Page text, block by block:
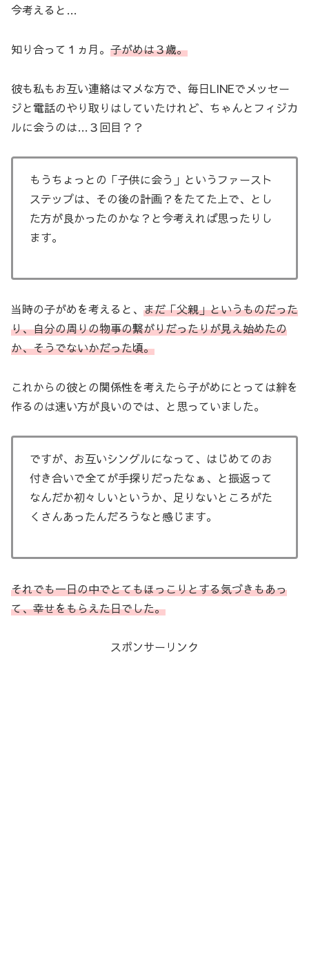
今考えると…
知り合って１ヵ月。 子がめは３歳。
彼も私もお互い連絡はマメな方で、毎日LINEでメッセー
ジと電話のやり取りはしていたけれど、ちゃんとフィジカ
ルに会うのは…３回目？？
もうちょっとの「子供に会う」というファースト
ステップは、その後の計画？をたてた上で、とし
た方が良かったのかな？と今考えれば思ったりし
ます。
当時の子がめを考えると、 まだ「父親」というものだった
り、自分の周りの物事の繋がりだったりが見え始めたの
か、そうでないかだった頃。
これからの彼との関係性を考えたら子がめにとっては絆を
作るのは速い方が良いのでは、と思っていました。
ですが、お互いシングルになって、はじめてのお
付き合いで全てが手探りだったなぁ、と振返って
なんだか初々しいというか、足りないところがた
くさんあったんだろうなと感じます。
それでも一日の中でとてもほっこりとする気づきもあっ
て、幸せをもらえた日でした。
スポンサーリンク